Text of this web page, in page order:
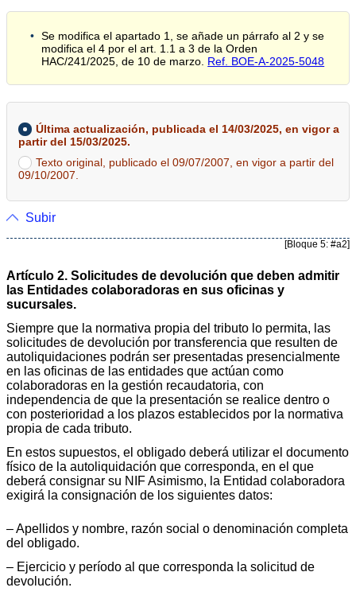
Se modifica el apartado 1, se añade un párrafo al 2 y se
modifica el 4 por el art. 1.1 a 3 de la Orden
HAC/241/2025, de 10 de marzo. Ref. BOE-A-2025-5048
Última actualización, publicada el 14/03/2025, en vigor a
partir del 15/03/2025.
Texto original, publicado el 09/07/2007, en vigor a partir del
09/10/2007.
Subir
[Bloque 5: #a2]
Artículo 2. Solicitudes de devolución que deben admitir
las Entidades colaboradoras en sus oficinas y
sucursales.
Siempre que la normativa propia del tributo lo permita, las
solicitudes de devolución por transferencia que resulten de
autoliquidaciones podrán ser presentadas presencialmente
en las oficinas de las entidades que actúan como
colaboradoras en la gestión recaudatoria, con
independencia de que la presentación se realice dentro o
con posterioridad a los plazos establecidos por la normativa
propia de cada tributo.
En estos supuestos, el obligado deberá utilizar el documento
físico de la autoliquidación que corresponda, en el que
deberá consignar su NIF Asimismo, la Entidad colaboradora
exigirá la consignación de los siguientes datos:
‒ Apellidos y nombre, razón social o denominación completa
del obligado.
‒ Ejercicio y período al que corresponda la solicitud de
devolución.